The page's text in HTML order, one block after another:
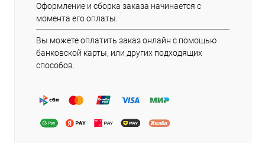
Оформление и сборка заказа начинается с
момента его оплаты.
Вы можете оплатить заказ онлайн с помощью
банковской карты, или других подходящих
способов.